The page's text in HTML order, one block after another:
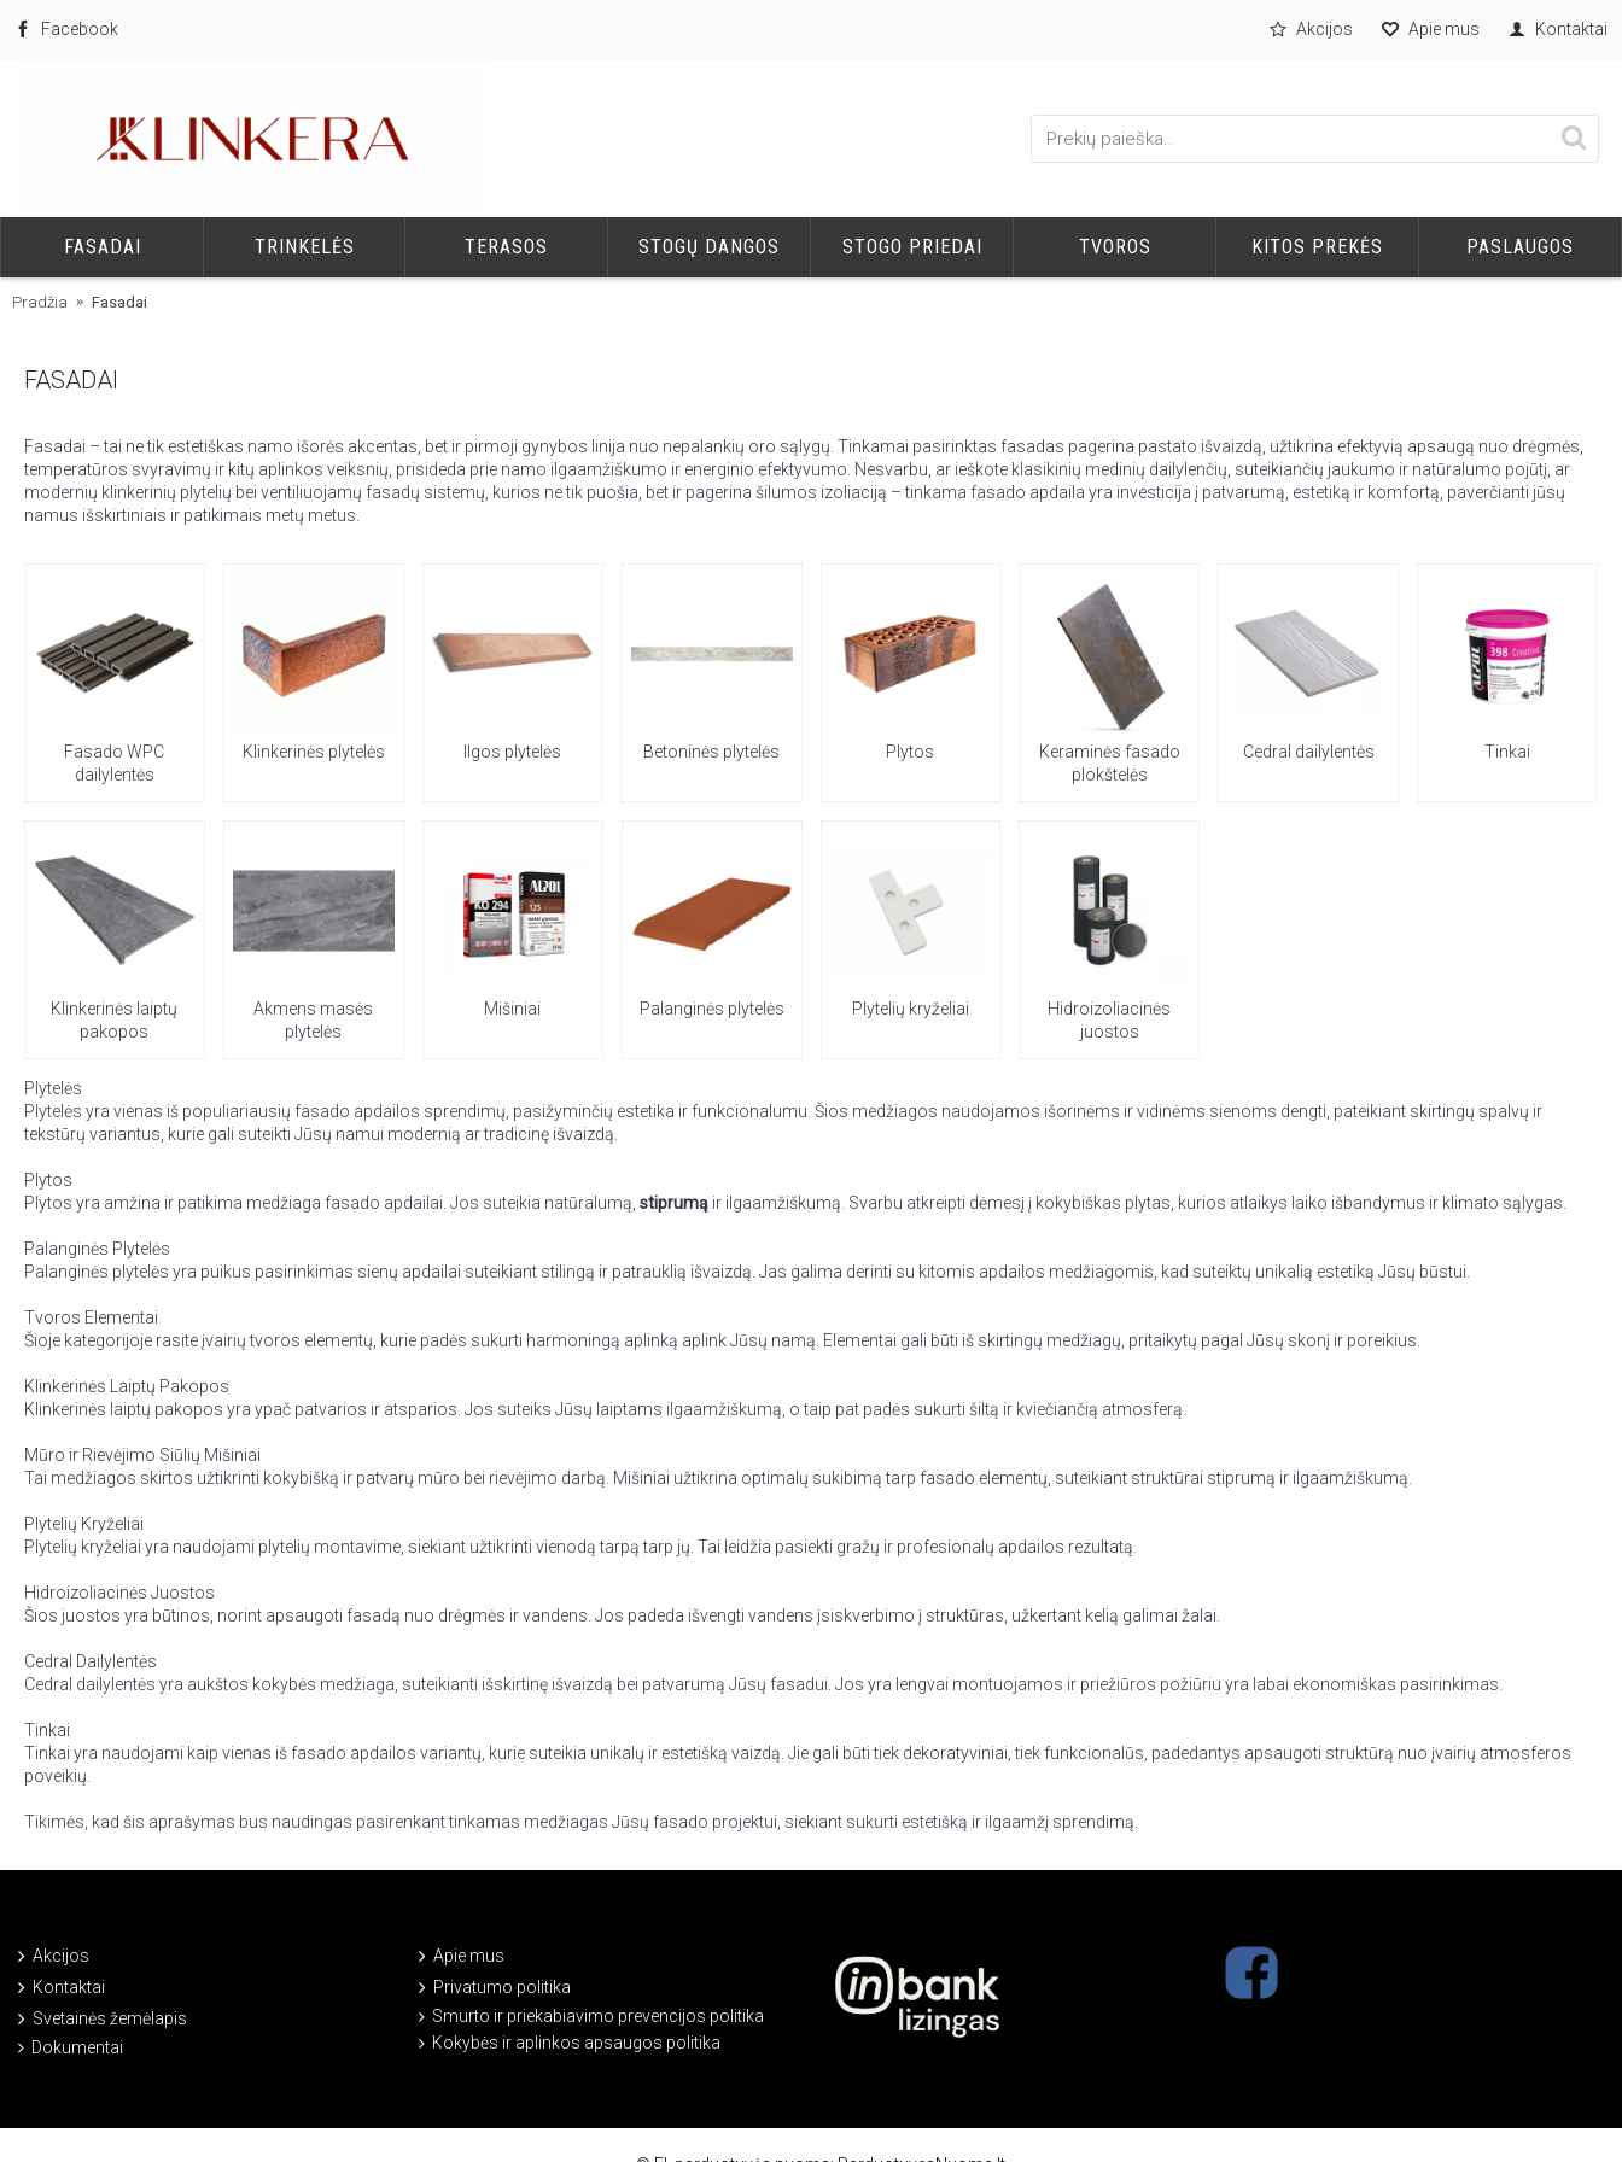
Facebook Akcijos Apie mus Kontaktai
FASADAI TRINKELĖS TERASOS STOGŲ DANGOS STOGO PRIEDAI TVOROS KITOS PREKĖS PASLAUGOS
Pradžia Fasadai
FASADAI
Fasadai – tai ne tik estetiškas namo išorės akcentas, bet ir pirmoji gynybos linija nuo nepalankių oro sąlygų. Tinkamai pasirinktas fasadas pagerina pastato išvaizdą, užtikrina efektyvią apsaugą nuo drėgmės,
temperatūros svyravimų ir kitų aplinkos veiksnių, prisideda prie namo ilgaamžiškumo ir energinio efektyvumo. Nesvarbu, ar ieškote klasikinių medinių dailylenčių, suteikiančių jaukumo ir natūralumo pojūtį, ar
modernių klinkerinių plytelių bei ventiliuojamų fasadų sistemų, kurios ne tik puošia, bet ir pagerina šilumos izoliaciją – tinkama fasado apdaila yra investicija į patvarumą, estetiką ir komfortą, paverčianti jūsų
namus išskirtiniais ir patikimais metų metus.
Fasado WPC
dailylentės
Klinkerinės plytelės Ilgos plytelės Betoninės plytelės Plytos
Keraminės fasado
plokštelės
Cedral dailylentės Tinkai
Klinkerinės laiptų
pakopos
Akmens masės
plytelės
Mišiniai Palanginės plytelės Plytelių kryželiai
Hidroizoliacinės
juostos
Plytelės
Plytelės yra vienas iš populiariausių fasado apdailos sprendimų, pasižyminčių estetika ir funkcionalumu. Šios medžiagos naudojamos išorinėms ir vidinėms sienoms dengti, pateikiant skirtingų spalvų ir
tekstūrų variantus, kurie gali suteikti Jūsų namui modernią ar tradicinę išvaizdą.
Plytos
Plytos yra amžina ir patikima medžiaga fasado apdailai. Jos suteikia natūralumą, stiprumą ir ilgaamžiškumą. Svarbu atkreipti dėmesį į kokybiškas plytas, kurios atlaikys laiko išbandymus ir klimato sąlygas.
Palanginės Plytelės
Palanginės plytelės yra puikus pasirinkimas sienų apdailai suteikiant stilingą ir patrauklią išvaizdą. Jas galima derinti su kitomis apdailos medžiagomis, kad suteiktų unikalią estetiką Jūsų būstui.
Tvoros Elementai
Šioje kategorijoje rasite įvairių tvoros elementų, kurie padės sukurti harmoningą aplinką aplink Jūsų namą. Elementai gali būti iš skirtingų medžiagų, pritaikytų pagal Jūsų skonį ir poreikius.
Klinkerinės Laiptų Pakopos
Klinkerinės laiptų pakopos yra ypač patvarios ir atsparios. Jos suteiks Jūsų laiptams ilgaamžiškumą, o taip pat padės sukurti šiltą ir kviečiančią atmosferą.
Mūro ir Rievėjimo Siūlių Mišiniai
Tai medžiagos skirtos užtikrinti kokybišką ir patvarų mūro bei rievėjimo darbą. Mišiniai užtikrina optimalų sukibimą tarp fasado elementų, suteikiant struktūrai stiprumą ir ilgaamžiškumą.
Plytelių Kryželiai
Plytelių kryželiai yra naudojami plytelių montavime, siekiant užtikrinti vienodą tarpą tarp jų. Tai leidžia pasiekti gražų ir profesionalų apdailos rezultatą.
Hidroizoliacinės Juostos
Šios juostos yra būtinos, norint apsaugoti fasadą nuo drėgmės ir vandens. Jos padeda išvengti vandens įsiskverbimo į struktūras, užkertant kelią galimai žalai.
Cedral Dailylentės
Cedral dailylentės yra aukštos kokybės medžiaga, suteikianti išskirtinę išvaizdą bei patvarumą Jūsų fasadui. Jos yra lengvai montuojamos ir priežiūros požiūriu yra labai ekonomiškas pasirinkimas.
Tinkai
Tinkai yra naudojami kaip vienas iš fasado apdailos variantų, kurie suteikia unikalų ir estetišką vaizdą. Jie gali būti tiek dekoratyviniai, tiek funkcionalūs, padedantys apsaugoti struktūrą nuo įvairių atmosferos
poveikių.
Tikimės, kad šis aprašymas bus naudingas pasirenkant tinkamas medžiagas Jūsų fasado projektui, siekiant sukurti estetišką ir ilgaamžį sprendimą.
Akcijos
Kontaktai
Svetainės žemėlapis
Dokumentai
Apie mus
Privatumo politika
Smurto ir priekabiavimo prevencijos politika
Kokybės ir aplinkos apsaugos politika